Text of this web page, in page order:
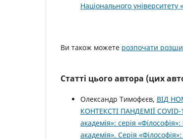
Національного університету
Ви також можете розпочати
Статті цього автора (цих
Олександр Тимофєєв, ВІД
КОНТЕКСТІ ПАНДЕМІЇ COVID-
академія»: серія
академія». Серія